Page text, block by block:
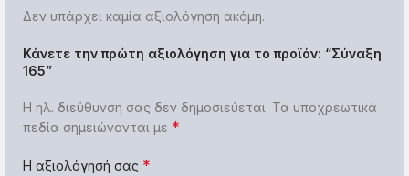
Δεν υπάρχει καμία αξιολόγηση ακόμη.
Κάνετε την πρώτη αξιολόγηση για το προϊόν: “Σύναξη
165”
Η ηλ. διεύθυνση σας δεν δημοσιεύεται. Τα υποχρεωτικά
πεδία σημειώνονται με *
Η αξιολόγησή σας *